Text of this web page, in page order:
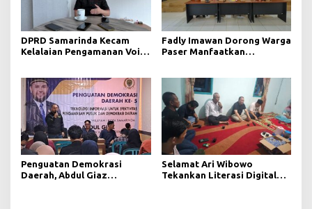
DPRD Samarinda Kecam
Kelalaian Pengamanan Void
Fadly Imawan Dorong Warga
Paser Manfaatkan
Pemerintahan
Penguatan Demokrasi
Daerah, Abdul Giaz
Selamat Ari Wibowo
Tekankan Literasi Digital